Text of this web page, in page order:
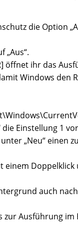
die Option
„Aus“.
öffnet ihr das
Windows den
Einstellung 1
„Neu“ einen
einem
auch
zur Ausführung